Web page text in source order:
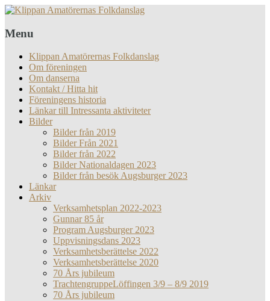
Menu
Klippan Amatörernas Folkdanslag
Om föreningen
Om danserna
Kontakt / Hitta hit
Föreningens historia
Länkar till Intressanta aktiviteter
Bilder
Bilder från 2019
Bilder Från 2021
Bilder från 2022
Bilder Nationaldagen 2023
Bilder från besök Augsburger 2023
Länkar
Arkiv
Verksamhetsplan 2022-2023
Gunnar 85 år
Program Augsburger 2023
Uppvisningsdans 2023
Verksamhetsberättelse 2022
Verksamhetsberättelse 2020
70 Års jubileum
TrachtengruppeLöffingen 3/9 – 8/9 2019
70 Års jubileum